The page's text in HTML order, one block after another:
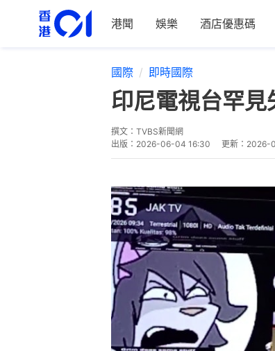
港聞 娛樂 酒店優惠碼
國際 即時國際
印尼電視台罕
撰文： TVBS新聞網
出版： 2026-06-04 16:30 更新： 2026-